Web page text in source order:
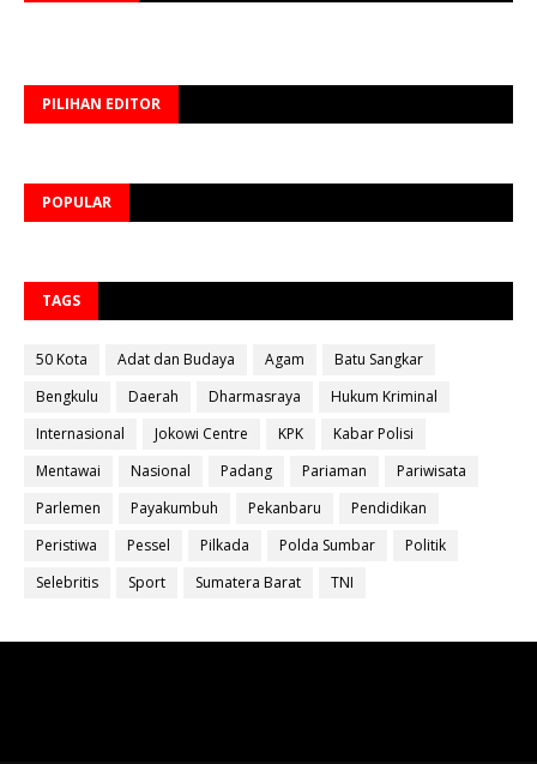
PILIHAN EDITOR
POPULAR
TAGS
50 Kota Adat dan Budaya Agam
Batu Sangkar
Bengkulu
Daerah Dharmasraya
Hukum Kriminal
Internasional
Jokowi Centre KPK
Kabar Polisi
Mentawai
Nasional Padang Pariaman
Pariwisata
Parlemen
Payakumbuh Pekanbaru
Pendidikan
Peristiwa
Pessel Pilkada Polda Sumbar
Politik
Selebritis
Sport Sumatera Barat TNI